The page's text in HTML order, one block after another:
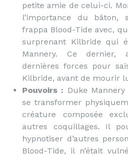
petite amie de celui-ci.
l’importance du bâton,
frappa Blood-Tide avec,
surprenant Kilbride qui
Mannery. Ce dernier,
dernières forces pour
Kilbride, avant de mourir
Pouvoirs : Duke
se transformer
créature composée
autres coquillages. Il
hypnotiser d’autres
Blood-Tide, il n’était